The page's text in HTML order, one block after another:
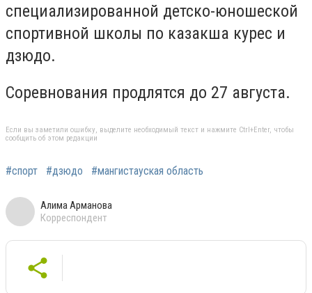
специализированной детско-юношеской
спортивной школы по казакша курес и
дзюдо.
Соревнования продлятся до 27 августа.
Если вы заметили ошибку, выделите необходимый текст и нажмите Ctrl+Enter, чтобы
сообщить об этом редакции
#спорт #дзюдо #мангистауская область
Алима Арманова
Корреспондент